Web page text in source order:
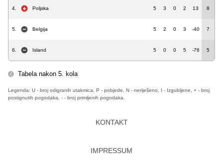
4. Poljska 5 3 0 2 13 8
5. Belgija 5 2 0 3 -40 7
6. Island 5 0 0 5 -76 5
Tabela nakon 5. kola
Legenda: U - broj odigranih utakmica, P - pobjede, N - neriješeno, I - Izgubljene, + - broj
postignutih pogodaka, - - broj primljenih pogodaka.
KONTAKT
IMPRESSUM